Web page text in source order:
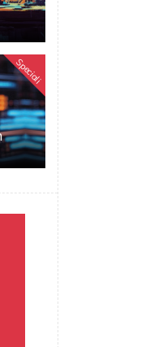
Speciali